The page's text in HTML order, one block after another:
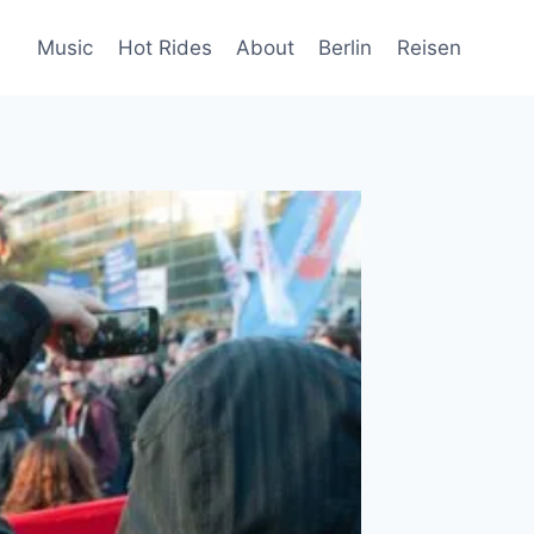
Music Hot Rides About Berlin Reisen